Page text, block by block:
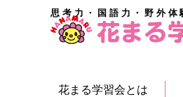
思考力・国語力・野外体
花まる学習会とは